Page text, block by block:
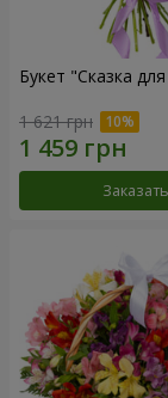
Букет "Сказка
1 621 грн
Заказать